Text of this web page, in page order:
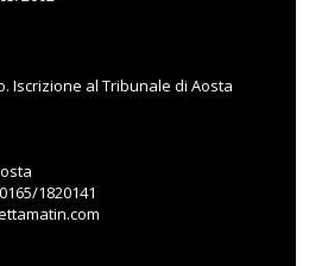
Iscrizione al Tribunale di Aosta
1820141